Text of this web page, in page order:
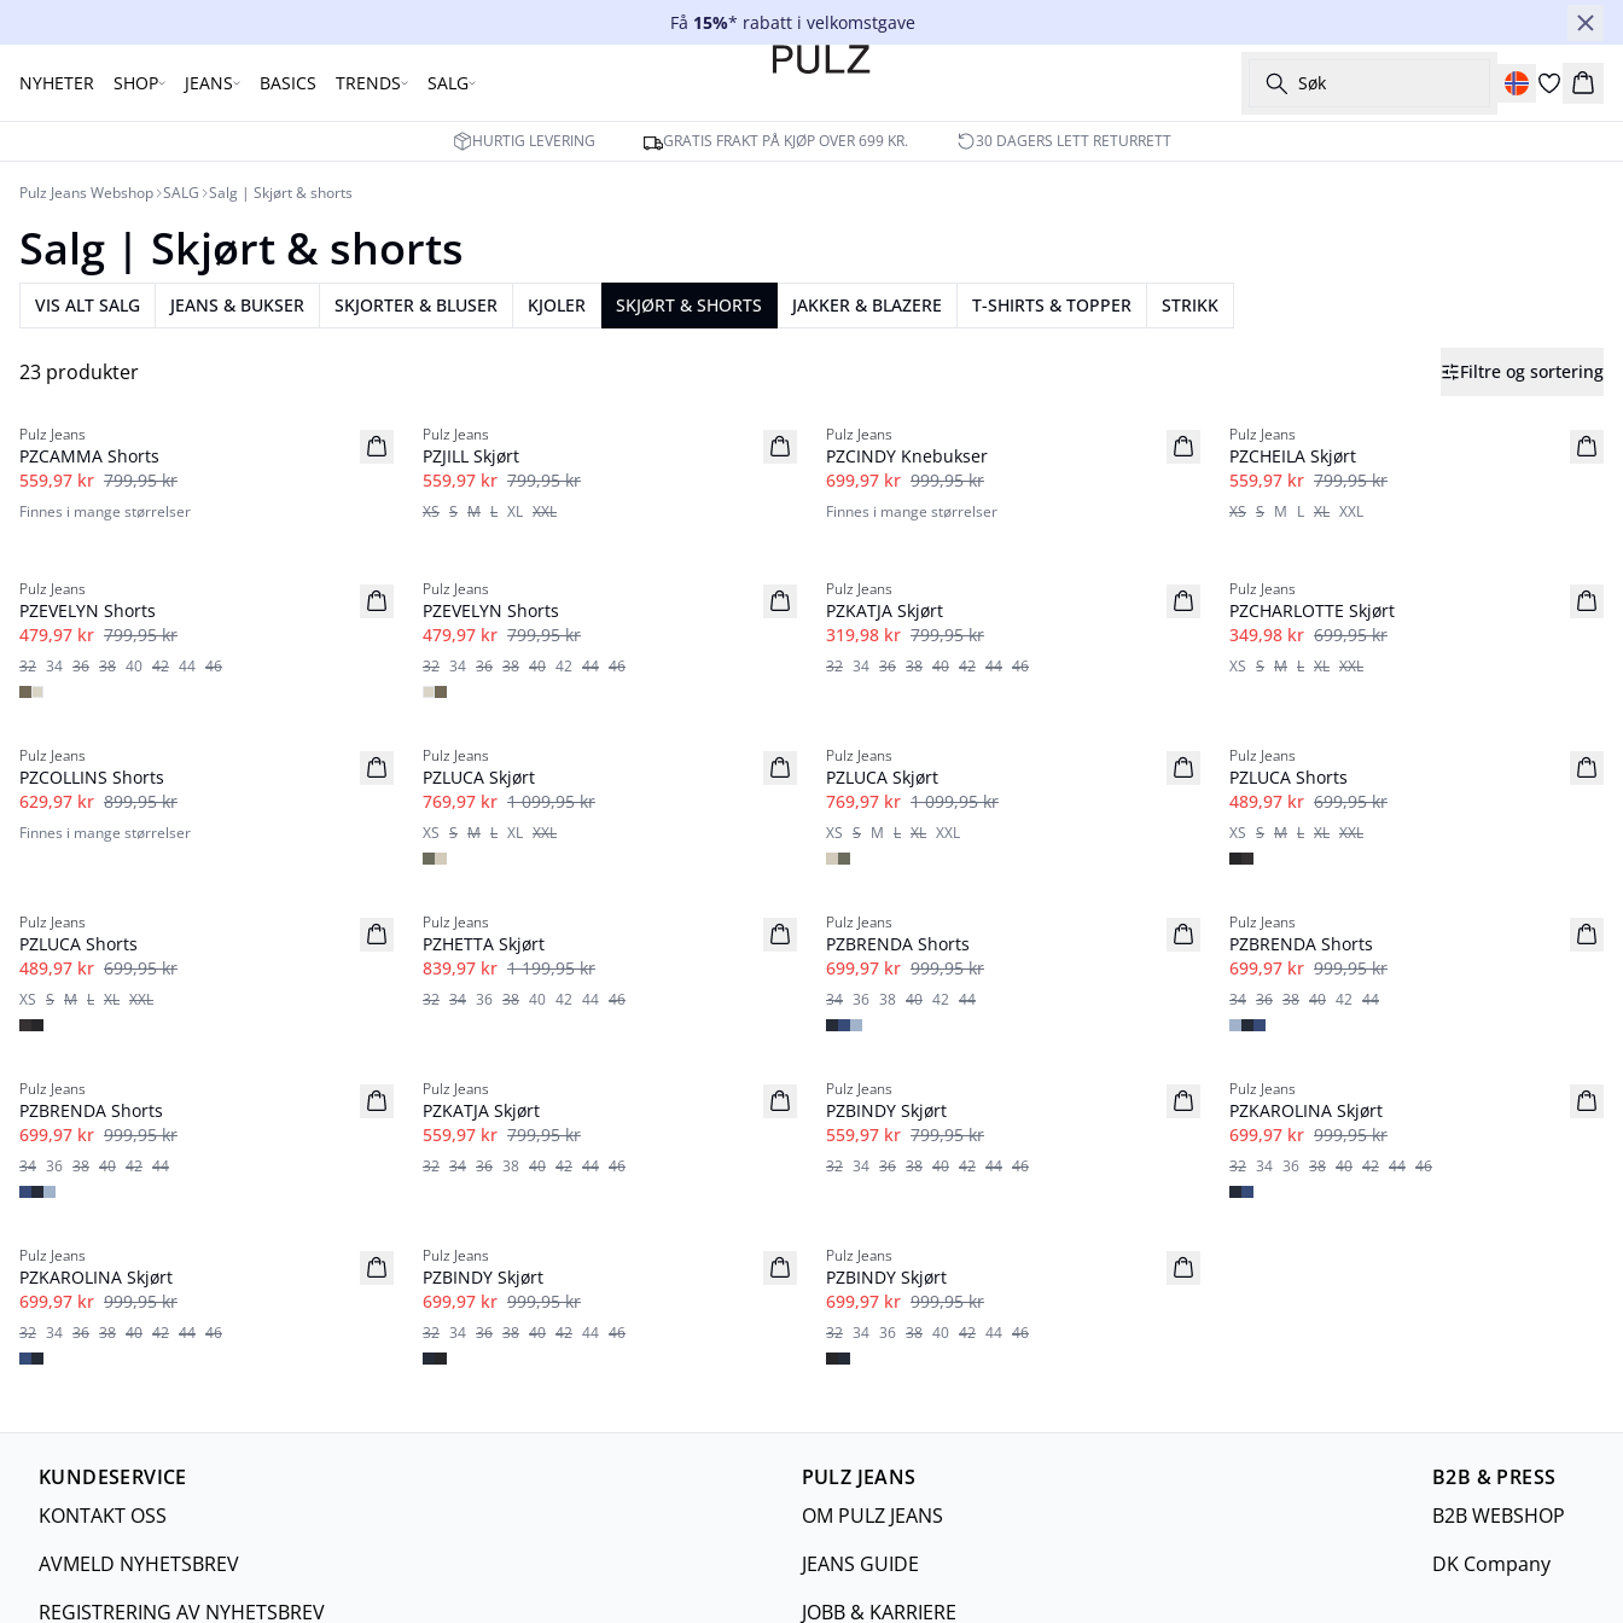
Få 15%* rabatt i velkomstgave
NYHETER SHOP JEANS BASICS TRENDS SALG Søk
HURTIG LEVERING GRATIS FRAKT PÅ KJØP OVER 699 KR. 30 DAGERS LETT RETURRETT
Pulz Jeans Webshop SALG Salg | Skjørt & shorts
Salg | Skjørt & shorts
VIS ALT SALG JEANS & BUKSER SKJORTER & BLUSER KJOLER SKJØRT & SHORTS JAKKER & BLAZERE T-SHIRTS & TOPPER STRIKK
23 produkter Filtre og sortering
-30%
Pulz Jeans
PZCAMMA Shorts
559,97 kr 799,95 kr
Finnes i mange størrelser
Pulz Jeans
PZJILL Skjørt
559,97 kr 799,95 kr
XS S M L XL XXL
Pulz Jeans
PZCINDY Knebukser
699,97 kr 999,95 kr
Finnes i mange størrelser
Pulz Jeans
PZCHEILA Skjørt
559,97 kr 799,95 kr
XS S M L XL XXL
Pulz Jeans
PZEVELYN Shorts
479,97 kr 799,95 kr
32 34 36 38 40 42 44 46
Pulz Jeans
PZEVELYN Shorts
479,97 kr 799,95 kr
32 34 36 38 40 42 44 46
Pulz Jeans
PZKATJA Skjørt
319,98 kr 799,95 kr
32 34 36 38 40 42 44 46
Pulz Jeans
PZCHARLOTTE Skjørt
349,98 kr 699,95 kr
XS S M L XL XXL
Pulz Jeans
PZCOLLINS Shorts
629,97 kr 899,95 kr
Finnes i mange størrelser
Pulz Jeans
PZLUCA Skjørt
769,97 kr 1 099,95 kr
XS S M L XL XXL
Pulz Jeans
PZLUCA Skjørt
769,97 kr 1 099,95 kr
XS S M L XL XXL
Pulz Jeans
PZLUCA Shorts
489,97 kr 699,95 kr
XS S M L XL XXL
Pulz Jeans
PZLUCA Shorts
489,97 kr 699,95 kr
XS S M L XL XXL
Pulz Jeans
PZHETTA Skjørt
839,97 kr 1 199,95 kr
32 34 36 38 40 42 44 46
Pulz Jeans
PZBRENDA Shorts
699,97 kr 999,95 kr
34 36 38 40 42 44
Pulz Jeans
PZBRENDA Shorts
699,97 kr 999,95 kr
34 36 38 40 42 44
Pulz Jeans
PZBRENDA Shorts
699,97 kr 999,95 kr
34 36 38 40 42 44
Pulz Jeans
PZKATJA Skjørt
559,97 kr 799,95 kr
32 34 36 38 40 42 44 46
Pulz Jeans
PZBINDY Skjørt
559,97 kr 799,95 kr
32 34 36 38 40 42 44 46
Pulz Jeans
PZKAROLINA Skjørt
699,97 kr 999,95 kr
32 34 36 38 40 42 44 46
Pulz Jeans
PZKAROLINA Skjørt
699,97 kr 999,95 kr
32 34 36 38 40 42 44 46
Pulz Jeans
PZBINDY Skjørt
699,97 kr 999,95 kr
32 34 36 38 40 42 44 46
Pulz Jeans
PZBINDY Skjørt
699,97 kr 999,95 kr
32 34 36 38 40 42 44 46
KUNDESERVICE
KONTAKT OSS
AVMELD NYHETSBREV
REGISTRERING AV NYHETSBREV
PULZ JEANS
OM PULZ JEANS
JEANS GUIDE
JOBB & KARRIERE
B2B & PRESS
B2B WEBSHOP
DK Company